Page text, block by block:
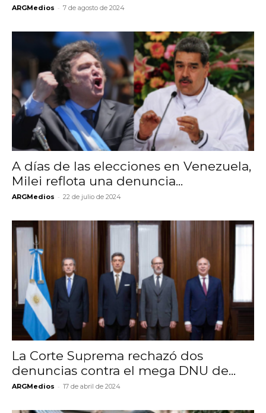
ARGMedios - 7 de agosto de 2024
A días de las elecciones en Venezuela,
Milei reflota una denuncia...
ARGMedios - 22 de julio de 2024
La Corte Suprema rechazó dos
denuncias contra el mega DNU de...
ARGMedios - 17 de abril de 2024